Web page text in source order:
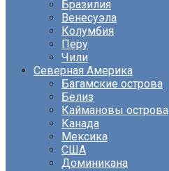
Бразилия
Венесуэла
Колумбия
Перу
Чили
Северная Америка
Багамские острова
Белиз
Каймановы острова
Канада
Мексика
США
Доминикана